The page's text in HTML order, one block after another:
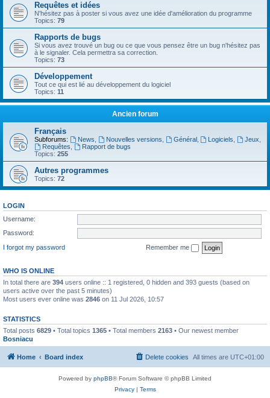
Requêtes et idées
N'hésitez pas à poster si vous avez une idée d'amélioration du programme
Topics: 79
Rapports de bugs
Si vous avez trouvé un bug ou ce que vous pensez être un bug n'hésitez pas
à le signaler. Cela permettra sa correction.
Topics: 73
Développement
Tout ce qui est lié au développement du logiciel
Topics: 11
Ancien forum
Français
Subforums: News Nouvelles versions Général, Logiciels Jeux
Requêtes
Rapport de bugs
Topics: 255
Autres programmes
Topics: 72
LOGIN
Username:
Password:
I forgot my password
Remember me
WHO IS ONLINE
In total there are 394 users online :: 1 registered, 0 hidden and 393 guests (based on
users active over the past 5 minutes)
Most users ever online was 2846 on 11 Jul 2026, 10:57
STATISTICS
Total posts 6829 • Total topics 1365 • Total members 2163 • Our newest member
Bosniacu
Home Board index All times are UTC+01:00
Delete cookies
Powered by phpBB® Forum Software © phpBB Limited
Privacy| Terms